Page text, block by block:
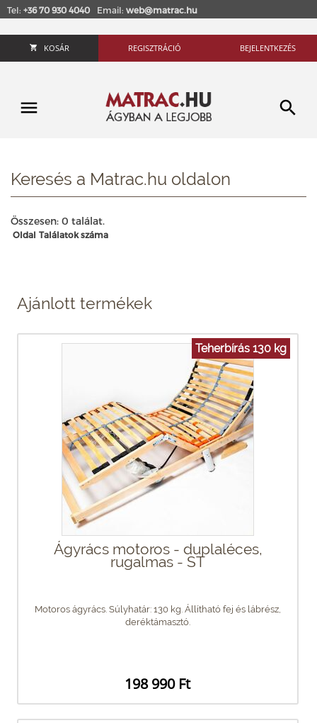
Tel: +36 70 930 4040 Email: web@matrac.hu
KOSÁR REGISZTRÁCIÓ BEJELENTKEZÉS
Keresés a Matrac.hu oldalon
Összesen: 0 találat.
Oldal Találatok száma
Ajánlott termékek
Teherbírás 130 kg
Ágyrács motoros - duplaléces,
rugalmas - ST
Motoros ágyrács. Súlyhatár: 130 kg. Állítható fej és lábrész,
deréktámasztó.
198 990 Ft